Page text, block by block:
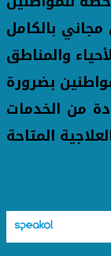
بالكامل
والمناطق
بضرورة
من الخدمات